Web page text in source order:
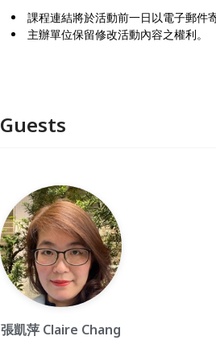
課程連結將於活動前一日以電子郵件
主辦單位保留修改活動內容之權利。
Guests
張凱萍 Claire Chang